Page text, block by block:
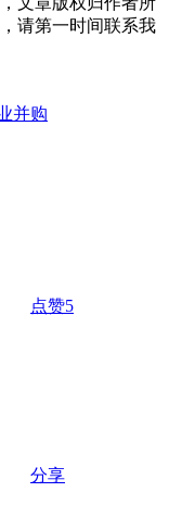
请第一时间联系我
并购
点赞5
分享